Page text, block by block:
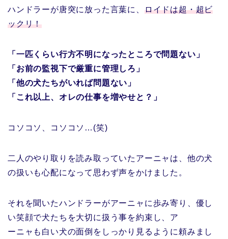
ハンドラーが唐突に放った言葉に、 ロイドは超・超ビ
ックリ！
「一匹くらい行方不明になったところで問題ない」
「お前の監視下で厳重に管理しろ」
「他の犬たちがいれば問題ない」
「これ以上、オレの仕事を増やせと？」
コソコソ、コソコソ…(笑)
二人のやり取りを読み取っていたアーニャは、他の犬
の扱いも心配になって思わず声をかけました。
それを聞いたハンドラーがアーニャに歩み寄り、優し
い笑顔で犬たちを大切に扱う事を約束し、ア
ーニャも白い犬の面倒をしっかり見るように頼みまし